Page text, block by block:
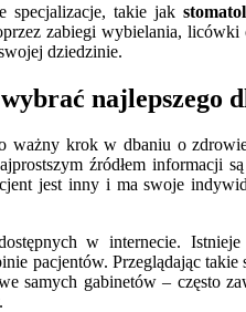
specjalizacje, takie jak
zabiegi wybielania,
dziedzinie.
najlepszego
ważny krok w dbaniu o
źródłem informacji
jest inny i ma swoje
w internecie.
pacjentów. Przeglądając
samych gabinetów – często